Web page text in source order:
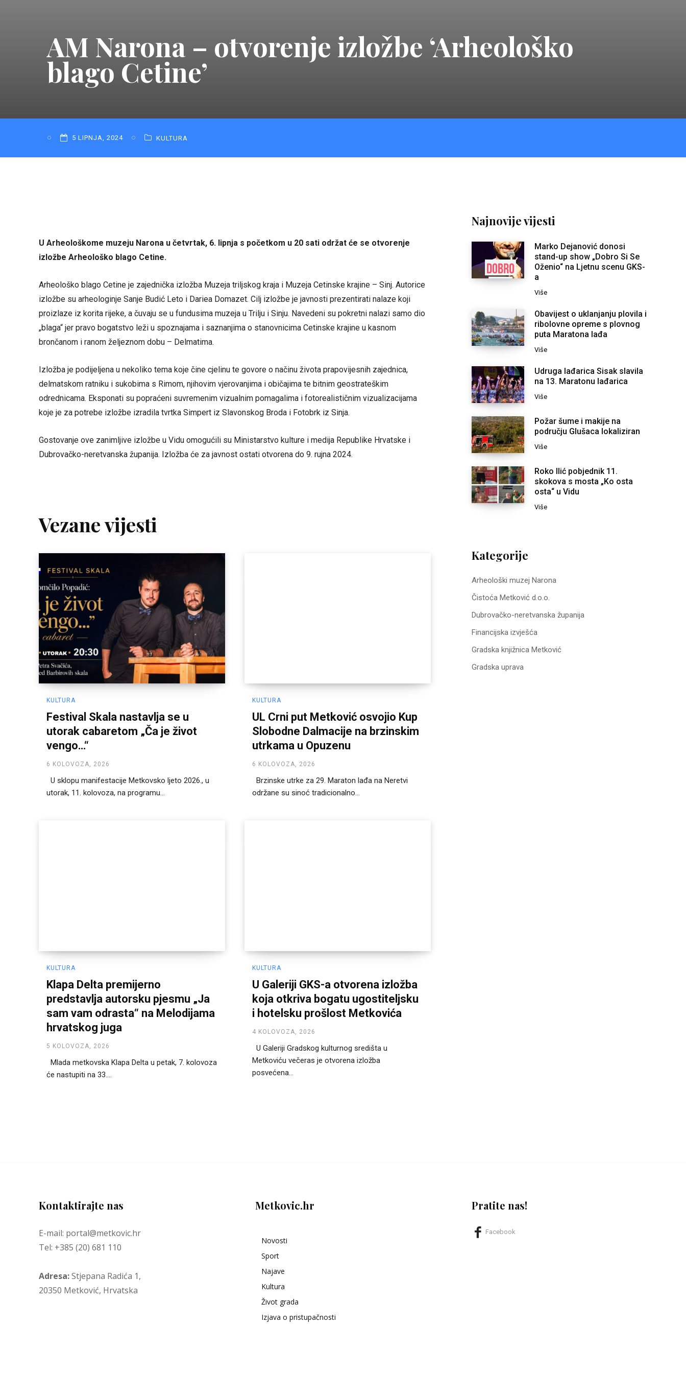
AM Narona – otvorenje izložbe ‘Arheološko
blago Cetine’
5 LIPNJA, 2024 KULTURA
U Arheološkome muzeju Narona u četvrtak, 6. lipnja s početkom u 20 sati održat će se otvorenje
izložbe Arheološko blago Cetine.
Arheološko blago Cetine je zajednička izložba Muzeja triljskog kraja i Muzeja Cetinske krajine – Sinj. Autorice
izložbe su arheologinje Sanje Budić Leto i Dariea Domazet. Cilj izložbe je javnosti prezentirati nalaze koji
proizlaze iz korita rijeke, a čuvaju se u fundusima muzeja u Trilju i Sinju. Navedeni su pokretni nalazi samo dio
„blaga“ jer pravo bogatstvo leži u spoznajama i saznanjima o stanovnicima Cetinske krajine u kasnom
brončanom i ranom željeznom dobu – Delmatima.
Izložba je podijeljena u nekoliko tema koje čine cjelinu te govore o načinu života prapovijesnih zajednica,
delmatskom ratniku i sukobima s Rimom, njihovim vjerovanjima i običajima te bitnim geostrateškim
odrednicama. Eksponati su popraćeni suvremenim vizualnim pomagalima i fotorealističnim vizualizacijama
koje je za potrebe izložbe izradila tvrtka Simpert iz Slavonskog Broda i Fotobrk iz Sinja.
Gostovanje ove zanimljive izložbe u Vidu omogućili su Ministarstvo kulture i medija Republike Hrvatske i
Dubrovačko-neretvanska županija. Izložba će za javnost ostati otvorena do 9. rujna 2024.
Vezane vijesti
KULTURA
Festival Skala nastavlja se u
utorak cabaretom „Ča je život
vengo…“
6 KOLOVOZA, 2026
utorak, 11. kolovoza, na programu...
KULTURA
UL Crni put Metković osvojio Kup
Slobodne Dalmacije na brzinskim
utrkama u Opuzenu
6 KOLOVOZA, 2026
Brzinske utrke za 29. Maraton lađa na Neretvi
održane su sinoć tradicionalno...
KULTURA
Klapa Delta premijerno
predstavlja autorsku pjesmu „Ja
sam vam odrasta“ na Melodijama
hrvatskog juga
5 KOLOVOZA, 2026
Mlada metkovska Klapa Delta u petak, 7. kolovoza
će nastupiti na 33....
KULTURA
U Galeriji GKS-a otvorena izložba
koja otkriva bogatu ugostiteljsku
i hotelsku prošlost Metkovića
4 KOLOVOZA, 2026
U Galeriji Gradskog kulturnog središta u
Metkoviću večeras je otvorena izložba
posvećena...
Najnovije vijesti
Marko Dejanović donosi
stand-up show „Dobro Si Se
Oženio“ na Ljetnu scenu GKS-
a
Više
Obavijest o uklanjanju plovila i
ribolovne opreme s plovnog
puta Maratona lađa
Više
Udruga lađarica Sisak slavila
na 13. Maratonu lađarica
Više
Požar šume i makije na
području Glušaca lokaliziran
Više
Roko Ilić pobjednik 11.
skokova s mosta „Ko osta
osta“ u Vidu
Više
Kategorije
Arheološki muzej Narona
Čistoća Metković d.o.o.
Dubrovačko-neretvanska županija
Financijska izvješća
Gradska knjižnica Metković
Gradska uprava
Kontaktirajte nas
E-mail: portal@metkovic.hr
Tel: +385 (20) 681 110
Adresa:Stjepana Radića 1,
20350 Metković, Hrvatska
Metkovic.hr
Novosti
Sport
Najave
Kultura
Život grada
Izjava o pristupačnosti
Pratite nas!
Facebook